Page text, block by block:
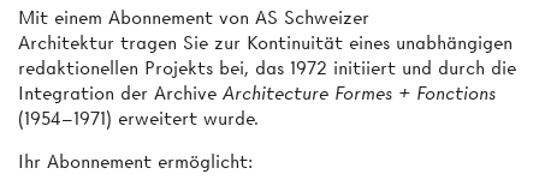
Mit einem Abonnement von AS Schweizer
Architektur tragen Sie zur Kontinuität eines unabhängigen
redaktionellen Projekts bei, das 1972 initiiert und durch die
Integration der Archive Architecture Formes + Fonctions
(1954–1971) erweitert wurde.
Ihr Abonnement ermöglicht: